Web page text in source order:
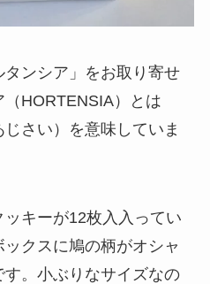
ンシア」をお取り寄せ
HORTENSIA）とは
さい）を意味していま
キーが12枚入入ってい
クスに鳩の柄がオシャ
。小ぶりなサイズなの